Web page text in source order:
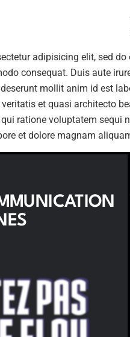
adipisicing elit, sed
consequat. Duis aute
mollit anim id est
et quasi architecto
ratione voluptatem sequi
et dolore magnam